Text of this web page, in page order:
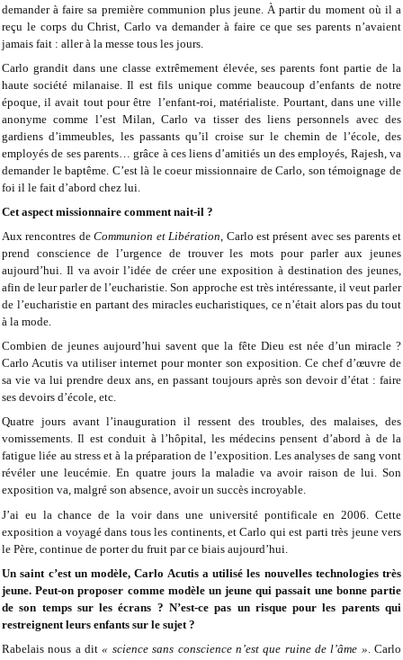
demander à faire sa première communion plus jeune. À partir du moment où il a
reçu le corps du Christ, Carlo va demander à faire ce que ses parents n’avaient
jamais fait : aller à la messe tous les jours.
Carlo grandit dans une classe extrêmement élevée, ses parents font partie de la
haute société milanaise. Il est fils unique comme beaucoup d’enfants de notre
époque, il avait tout pour être l’enfant-roi, matérialiste. Pourtant, dans une ville
anonyme comme l’est Milan, Carlo va tisser des liens personnels avec des
gardiens d’immeubles, les passants qu’il croise sur le chemin de l’école, des
employés de ses parents… grâce à ces liens d’amitiés un des employés, Rajesh, va
demander le baptême. C’est là le coeur missionnaire de Carlo, son témoignage de
foi il le fait d’abord chez lui.
Cet aspect missionnaire comment nait-il ?
Aux rencontres deCommunion et Libération, Carlo est présent avec ses parents et
prend conscience de l’urgence de trouver les mots pour parler aux jeunes
aujourd’hui. Il va avoir l’idée de créer une exposition à destination des jeunes,
afin de leur parler de l’eucharistie. Son approche est très intéressante, il veut parler
de l’eucharistie en partant des miracles eucharistiques, ce n’était alors pas du tout
à la mode.
Combien de jeunes aujourd’hui savent que la fête Dieu est née d’un miracle ?
Carlo Acutis va utiliser internet pour monter son exposition. Ce chef d’œuvre de
sa vie va lui prendre deux ans, en passant toujours après son devoir d’état : faire
ses devoirs d’école, etc.
Quatre jours avant l’inauguration il ressent des troubles, des malaises, des
vomissements. Il est conduit à l’hôpital, les médecins pensent d’abord à de la
fatigue liée au stress et à la préparation de l’exposition. Les analyses de sang vont
révéler une leucémie. En quatre jours la maladie va avoir raison de lui. Son
exposition va, malgré son absence, avoir un succès incroyable.
J’ai eu la chance de la voir dans une université pontificale en 2006. Cette
exposition a voyagé dans tous les continents, et Carlo qui est parti très jeune vers
le Père, continue de porter du fruit par ce biais aujourd’hui.
Un saint c’est un modèle, Carlo Acutis a utilisé les nouvelles technologies très
jeune. Peut-on proposer comme modèle un jeune qui passait une bonne partie
de son temps sur les écrans ? N’est-ce pas un risque pour les parents qui
restreignent leurs enfants sur le sujet ?
Rabelais nous a dit« science sans conscience n’est que ruine de l’âme » . Carlo